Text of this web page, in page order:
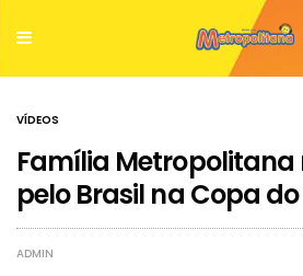
VÍDEOS
Família
pelo Brasil na Copa
ADMIN